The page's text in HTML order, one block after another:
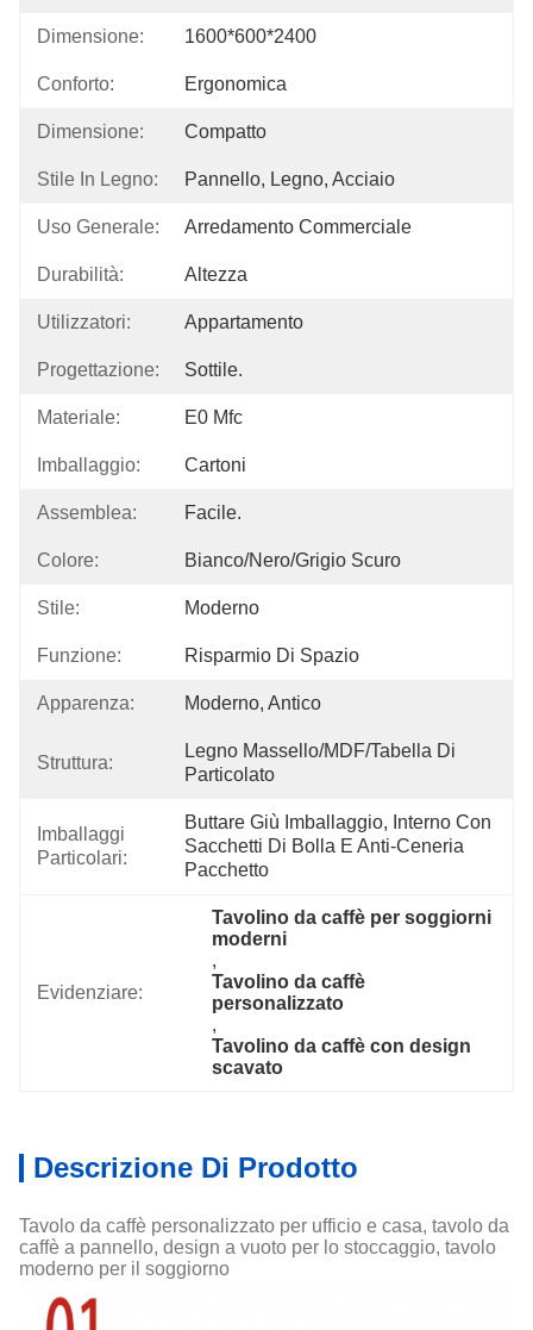
Dimensione: 1600*600*2400
Conforto: Ergonomica
Dimensione: Compatto
Stile In Legno: Pannello, Legno, Acciaio
Uso Generale: Arredamento Commerciale
Durabilità: Altezza
Utilizzatori: Appartamento
Progettazione: Sottile.
Materiale: E0 Mfc
Imballaggio: Cartoni
Assemblea: Facile.
Colore: Bianco/nero/grigio Scuro
Stile: Moderno
Funzione: Risparmio Di Spazio
Apparenza: Moderno, Antico
Struttura:
Legno Massello/MDF/tabella Di
Particolato
Imballaggi
Particolari:
Buttare Giù Imballaggio, Interno Con
Sacchetti Di Bolla E Anti-Ceneria
Pacchetto
Evidenziare:
Tavolino da caffè per soggiorni
moderni
,
Tavolino da caffè
personalizzato
,
Tavolino da caffè con design
scavato
Descrizione Di Prodotto
Tavolo da caffè personalizzato per ufficio e casa, tavolo da
caffè a pannello, design a vuoto per lo stoccaggio, tavolo
moderno per il soggiorno